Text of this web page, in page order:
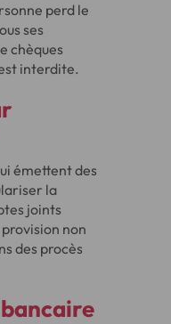
perd le
ses
chèques
interdite.
émettent des
la
joints
non
des procès